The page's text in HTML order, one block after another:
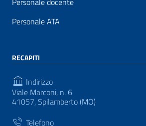
Personale ATA
RECAPITI
Indirizzo
Viale Marconi, n. 6
41057, Spilamberto (MO)
Telefono